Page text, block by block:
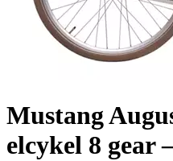
Mustang
elcykel 8 gear